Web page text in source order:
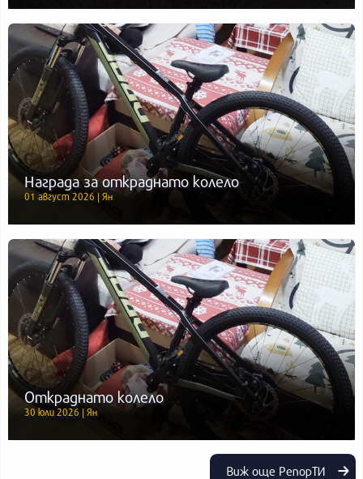
Награда за откраднато колело
01 август 2026 | Ян
Откраднато колело
30 юли 2026 | Ян
Виж още РепорТИ